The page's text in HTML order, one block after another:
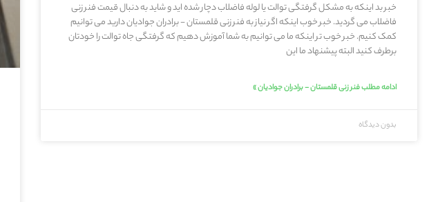
خبر بد اینکه به مشکل گرفتگی توالت یا لوله فاضلاب دچار شده اید و شاید به دنبال قیمت فنر زنی
فاضلاب می گردید. خبر خوب اینکه اگر نیاز به فنر زنی قلمستان - برادران جوادیان دارید می توانیم
کمک کنیم. خبر خوب تر اینکه ما می توانیم به شما آموزش دهیم که گرفتگی جاه توالت را خودتان
برطرف کنید البته پیشنهاد ما این
ادامه مطلب فنر زنی قلمستان - برادران جوادیان »
بدون دیدگاه